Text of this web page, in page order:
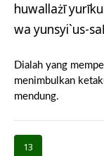
huwallażī
wa yunsyi`us-
Dialah yang
menimbulkan
mendung.
13